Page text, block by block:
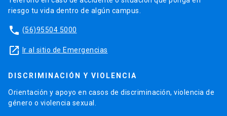
riesgo tu vida dentro de algún campus.
phone (56)95504 5000
launch Ir al sitio de Emergencias
DISCRIMINACIÓN Y VIOLENCIA
Orientación y apoyo en casos de discriminación, violencia de
género o violencia sexual.